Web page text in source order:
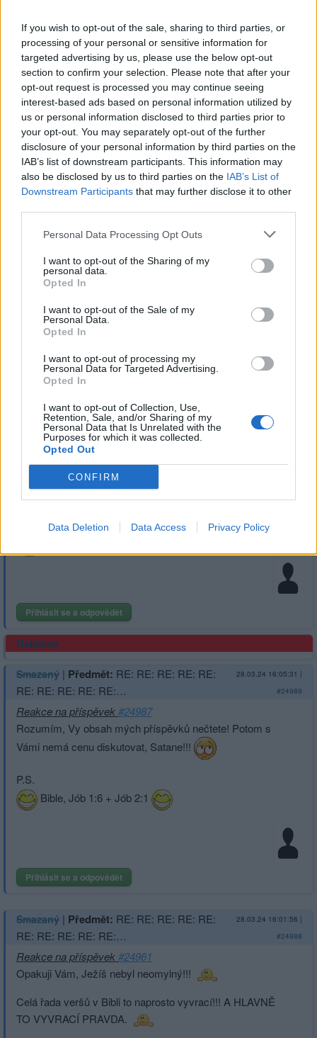
If you wish to opt-out of the sale, sharing to third parties, or
processing of your personal or sensitive information for
targeted advertising by us, please use the below opt-out
section to confirm your selection. Please note that after your
opt-out request is processed you may continue seeing
interest-based ads based on personal information utilized by
us or personal information disclosed to third parties prior to
your opt-out. You may separately opt-out of the further
disclosure of your personal information by third parties on the
IAB’s list of downstream participants. This information may
also be disclosed by us to third parties on the IAB’s List of
Downstream Participants that may further disclose it to other
Personal Data Processing Opt Outs
I want to opt-out of the Sharing of my
personal data.
Opted In
I want to opt-out of the Sale of my
Personal Data.
Opted In
I want to opt-out of processing my
Personal Data for Targeted Advertising.
Opted In
I want to opt-out of Collection, Use,
Retention, Sale, and/or Sharing of my
Personal Data that Is Unrelated with the
Purposes for which it was collected.
Opted Out
CONFIRM
Data Deletion Data Access Privacy Policy
Reakce na příspěvek#24972
Přihlásit se a odpovědět
Smazaný |Předmět:RE: RE: RE: RE: RE:
RE: RE: RE: RE: RE:…
28.03.24 16:07:58
#24992
Reakce na příspěvek#24986
Přihlásit se a odpovědět
Smazaný|Předmět:
RE: RE: RE: RE:…
28.03.24 16:07:23
Reakce na příspěvek#24978
Přihlásit se a odpovědět
Smazaný|Předmět:RE: RE: RE: RE: RE:
RE: RE: RE: RE: RE:…
Reakce na příspěvek #24979
Přihlásit se a odpovědět
Reklama
Smazaný | Předmět: RE: RE: RE: RE: RE:
RE: RE: RE: RE: RE:…
28.03.24 16:05:31 |
#24989
Reakce na příspěvek#24987
Rozumím, Vy obsah mých příspěvků nečtete! Potom s
Vámi nemá cenu diskutovat, Satane!!!
P.S.
Bible, Jób 1:6 + Jób 2:1
Přihlásit se a odpovědět
Smazaný | Předmět: RE: RE: RE: RE: RE:
RE: RE: RE: RE: RE:…
28.03.24 16:01:56 |
#24988
Reakce na příspěvek#24961
Opakuji Vám, Ježíš nebyl neomylný!!!
Celá řada veršů v Bibli to naprosto vyvrací!!! A HLAVNĚ
TO VYVRACÍ PRAVDA.